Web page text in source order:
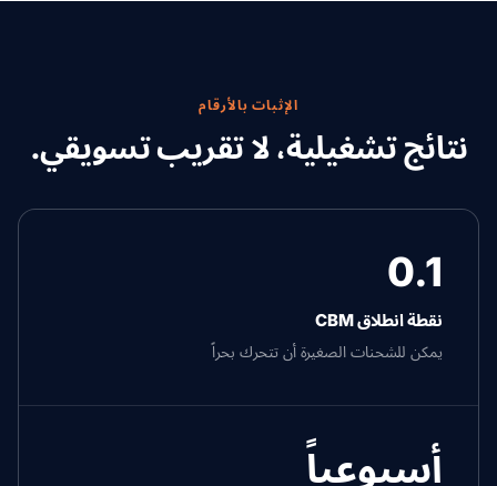
الإثبات بالأرقام
نتائج تشغيلية، لا تقريب تسويقي.
0.1
نقطة انطلاق CBM
يمكن للشحنات الصغيرة أن تتحرك بحراً
أسبوعياً